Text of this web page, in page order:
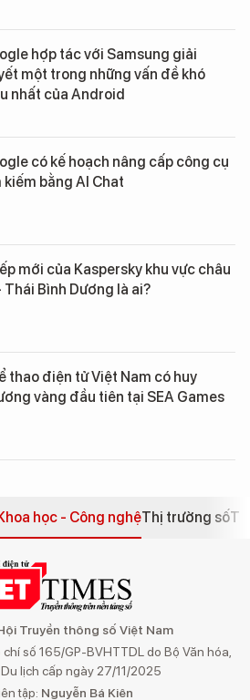
hợp tác với Samsung giải
một trong những vấn đề khó
nhất của Android
có kế hoạch nâng cấp công cụ
kiếm bằng AI Chat
mới của Kaspersky khu vực châu
Thái Bình Dương là ai?
thao điện tử Việt Nam có huy
vàng đầu tiên tại SEA Games
học - Công nghệThị trường số
Truyền thông số Việt Nam
số 165/GP-BVHTTDL do Bộ Văn hóa,
lịch cấp ngày 27/11/2025
tập: Nguyễn Bá Kiên